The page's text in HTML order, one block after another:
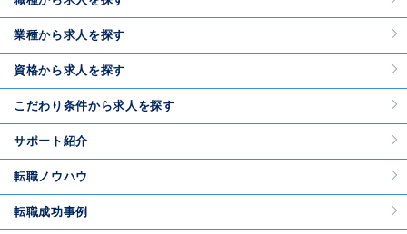
業種から求人を探す
資格から求人を探す
こだわり条件から求人を探す
サポート紹介
転職ノウハウ
転職成功事例